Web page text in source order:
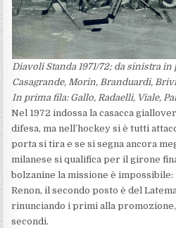
Diavoli Standa 1971/72; da sinistra in
Casagrande, Morin, Branduardi,
In prima fila: Gallo, Radaelli, Viale,
Nel 1972 indossa la casacca
difesa, ma nell’hockey si è tutti
porta si tira e se si segna ancora
milanese si qualifica per il girone
bolzanine la missione è
Renon, il secondo posto è del
rinunciando i primi alla
secondi.